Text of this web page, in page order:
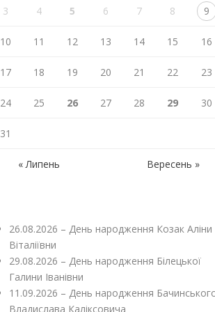
3 4 5 6 7 8 9
10 11 12 13 14 15 16
17 18 19 20 21 22 23
24 25 26 27 28 29 30
31
« Липень Вересень »
26.08.2026 – День народження Козак Аліни
Віталіївни
29.08.2026 – День народження Білецької
Галини Іванівни
11.09.2026 – День народження
Владислава Каліксовича